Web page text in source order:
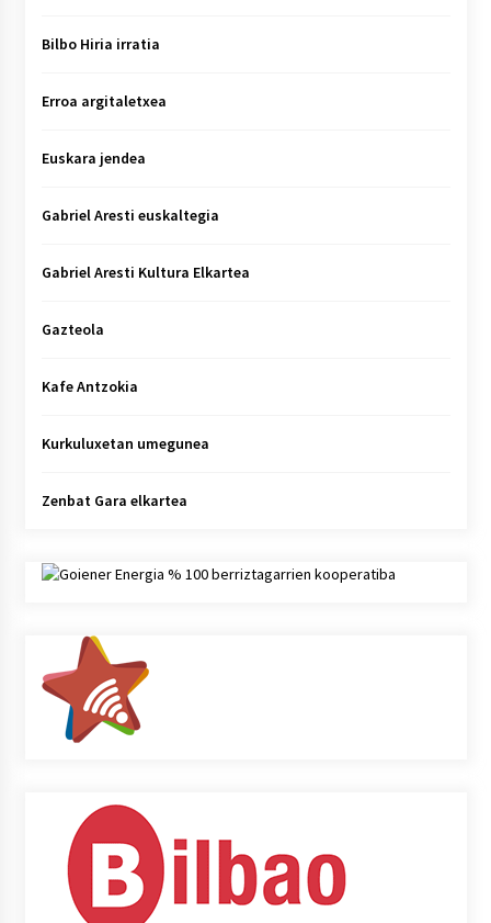
Bilbo Hiria irratia
Erroa argitaletxea
Euskara jendea
Gabriel Aresti euskaltegia
Gabriel Aresti Kultura Elkartea
Gazteola
Kafe Antzokia
Kurkuluxetan umegunea
Zenbat Gara elkartea